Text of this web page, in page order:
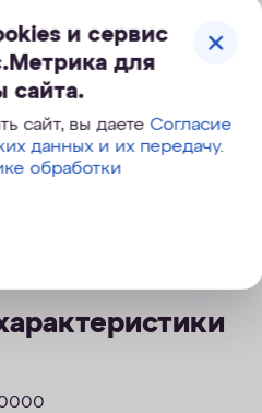
системы
модулей
и сервис
для
сайта.
сайт, вы даетеСогласие
данных и их передачу.
обработки